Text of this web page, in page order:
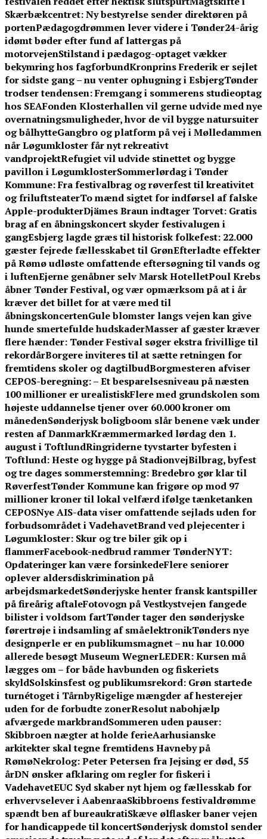
Skærbækcentret: Ny bestyrelse sender direktøren på
portenPædagogdrømmen lever videre i Tønder24-årig
idømt bøder efter fund af lattergas på
motorvejenStilstand i pædagog-optaget vækker
bekymring hos fagforbundKronprins Frederik er sejlet
for sidste gang – nu venter ophugning i EsbjergTønder
trodser tendensen: Fremgang i sommerens studieoptag
hos SEAFonden Klosterhallen vil gerne udvide med nye
overnatningsmuligheder, hvor de vil bygge natursuiter
og bålhytteGangbro og platform på vej i Mølledammen
når Løgumkloster får nyt rekreativt
vandprojektRefugiet vil udvide stinettet og bygge
pavillon i LøgumklosterSommerlørdag i Tønder
Kommune: Fra festivalbrag og røverfest til kreativitet
og friluftsteaterTo mænd sigtet for indførsel af falske
Apple-produkterDjämes Braun indtager Torvet: Gratis
brag af en åbningskoncert skyder festivalugen i
gangEsbjerg lagde græs til historisk folkefest: 22.000
gæster fejrede fællesskabet til GrønEfterladte effekter
på Rømø udløste omfattende eftersøgning til vands og
i luftenEjerne genåbner selv Marsk HotelletPoul Krebs
åbner Tønder Festival, og vær opmærksom på at i år
kræver det billet for at være med til
åbningskoncertenGule blomster langs vejen kan give
hunde smertefulde hudskaderMasser af gæster kræver
flere hænder: Tønder Festival søger ekstra frivillige til
rekordårBorgere inviteres til at sætte retningen for
fremtidens skoler og dagtilbudBorgmesteren afviser
CEPOS-beregning: – Et besparelsesniveau på næsten
100 millioner er urealistiskFlere med grundskolen som
højeste uddannelse tjener over 60.000 kroner om
månedenSønderjysk boligboom slår benene væk under
resten af DanmarkKræmmermarked lørdag den 1.
august i ToftlundRingriderne tyvstarter byfesten i
Toftlund: Heste og hygge på StadionvejBilbrag, byfest
og tre dages sommerstemning: Bredebro gør klar til
RøverfestTønder Kommune kan frigøre op mod 97
millioner kroner til lokal velfærd ifølge tænketanken
CEPOSNye AIS-data viser omfattende sejlads uden for
forbudsområdet i VadehavetBrand ved plejecenter i
Løgumkloster: Skur og tre biler gik op i
flammerFacebook-nedbrud rammer TønderNYT:
Opdateringer kan være forsinkedeFlere seniorer
oplever aldersdiskrimination på
arbejdsmarkedetSønderjyske henter fransk kantspiller
på fireårig aftaleFotovogn på Vestkystvejen fangede
bilister i voldsom fartTønder tager den sønderjyske
førertrøje i indsamling af småelektronikTønders nye
designperle er en publikumsmagnet – nu har 10.000
allerede besøgt Museum WegnerLEDER: Kursen må
lægges om – for både havbunden og fiskeriets
skyldSolskinsfest og publikumsrekord: Grøn startede
turnétoget i TårnbyRigelige mængder af hesterejer
uden for de forbudte zonerResolut nabohjælp
afværgede markbrandSommeren uden pauser:
Skibbroen nægter at holde ferieAarhusianske
arkitekter skal tegne fremtidens Havneby på
RømøNekrolog: Peter Petersen fra Jejsing er død, 55
årDN ønsker afklaring om regler for fiskeri i
VadehavetEUC Syd skaber nyt hjem og fællesskab for
erhvervselever i AabenraaSkibbroens festivaldrømme
spændt ben af bureaukratiSkæve ølflasker baner vejen
for handicappede til koncertSønderjysk domstol sender